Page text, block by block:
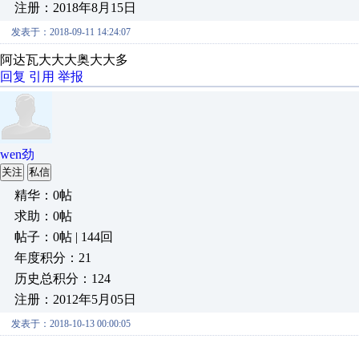
注册：2018年8月15日
发表于：2018-09-11 14:24:07
阿达瓦大大大奥大大多
回复 引用 举报
wen劲
关注 私信
精华：0帖
求助：0帖
帖子：0帖 | 144回
年度积分：21
历史总积分：124
注册：2012年5月05日
发表于：2018-10-13 00:00:05